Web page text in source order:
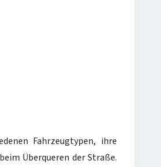
Fahrzeugtypen, ihre
Überqueren der Straße.